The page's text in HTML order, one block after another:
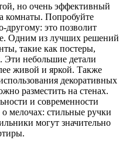
но очень эффективный
комнаты. Попробуйте
другому: это позволит
Одним из лучших решений
такие как постеры,
Эти небольшие детали
живой и яркой. Также
декоративных
разместить на стенах.
и современности
мелочах: стильные ручки
могут значительно